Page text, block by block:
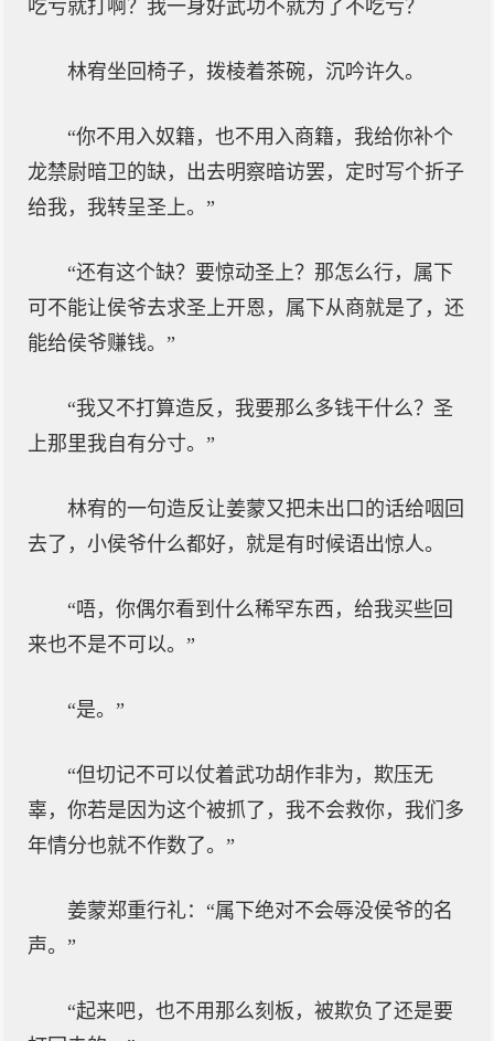
吃亏就打啊？我一身好武功不就为了不吃亏？
林宥坐回椅子，拨棱着茶碗，沉吟许久。
“你不用入奴籍，也不用入商籍，我给你补个
龙禁尉暗卫的缺，出去明察暗访罢，定时写个折子
给我，我转呈圣上。”
“还有这个缺？要惊动圣上？那怎么行，属下
可不能让侯爷去求圣上开恩，属下从商就是了，还
能给侯爷赚钱。”
“我又不打算造反，我要那么多钱干什么？圣
上那里我自有分寸。”
林宥的一句造反让姜蒙又把未出口的话给咽回
去了，小侯爷什么都好，就是有时候语出惊人。
“唔，你偶尔看到什么稀罕东西，给我买些回
来也不是不可以。”
“是。”
“但切记不可以仗着武功胡作非为，欺压无
辜，你若是因为这个被抓了，我不会救你，我们多
年情分也就不作数了。”
姜蒙郑重行礼：“属下绝对不会辱没侯爷的名
声。”
“起来吧，也不用那么刻板，被欺负了还是要